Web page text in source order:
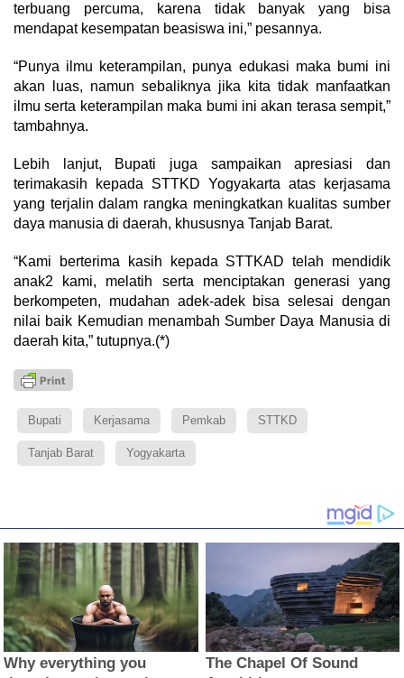
terbuang percuma, karena tidak banyak yang bisa
mendapat kesempatan beasiswa ini,” pesannya.
“Punya ilmu keterampilan, punya edukasi maka bumi ini
akan luas, namun sebaliknya jika kita tidak manfaatkan
ilmu serta keterampilan maka bumi ini akan terasa sempit,”
tambahnya.
Lebih lanjut, Bupati juga sampaikan apresiasi dan
terimakasih kepada STTKD Yogyakarta atas kerjasama
yang terjalin dalam rangka meningkatkan kualitas sumber
daya manusia di daerah, khususnya Tanjab Barat.
“Kami berterima kasih kepada STTKAD telah mendidik
anak2 kami, melatih serta menciptakan generasi yang
berkompeten, mudahan adek-adek bisa selesai dengan
nilai baik Kemudian menambah Sumber Daya Manusia di
daerah kita,” tutupnya.(*)
Bupati Kerjasama Pemkab STTKD
Tanjab Barat Yogyakarta